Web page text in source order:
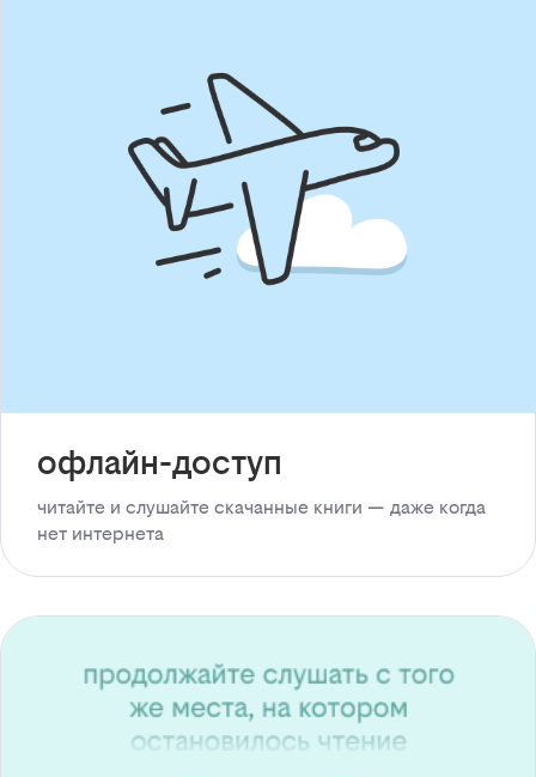
офлайн-доступ
читайте и слушайте скачанные книги — даже когда
нет интернета